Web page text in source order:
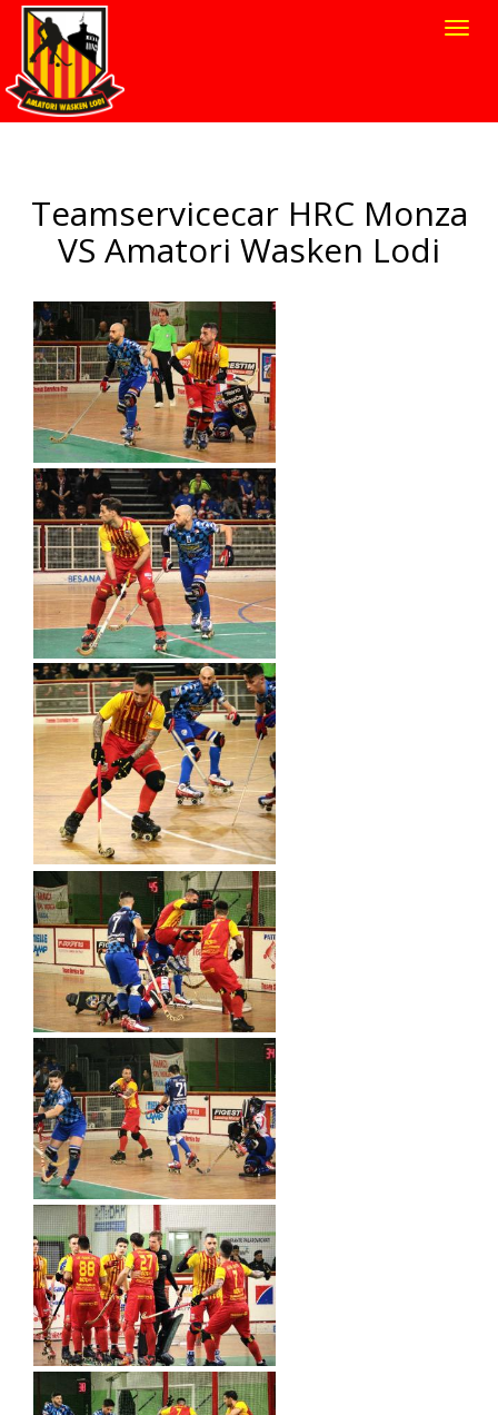
Teamservicecar HRC Monza
VS Amatori Wasken Lodi